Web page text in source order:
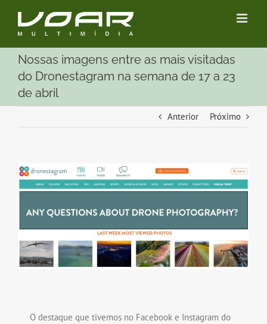
conteúdo
Nossas imagens entre as mais visitadas
do Dronestagram na semana de 17 a 23
de abril
Anterior Próximo
View
Larger
Image
O destaque que tivemos no Facebook e Instagram do